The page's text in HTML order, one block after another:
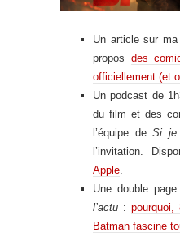
Un article sur
propos des
officiellement (et
Un podcast de
du film et des
l’équipe deSi je
l’invitation.
Apple
Une double
l’actu : pourquoi,
Batman fascine